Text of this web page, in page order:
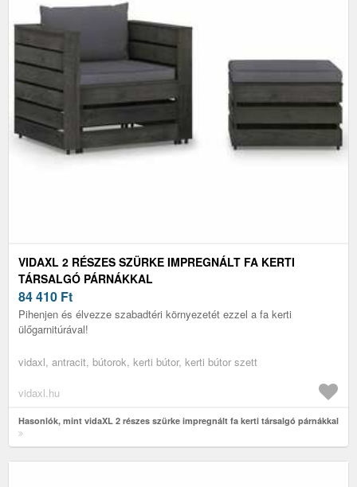
VIDAXL 2 RÉSZES SZÜRKE IMPREGNÁLT FA KERTI
TÁRSALGÓ PÁRNÁKKAL
84 410 Ft
Pihenjen és élvezze szabadtéri környezetét ezzel a fa kerti
ülőgarnitúrával!
vidaxl, antracit, bútorok, kerti bútor, kerti bútor szett
vidaxl.hu
Hasonlók, mint vidaXL 2 részes szürke impregnált fa kerti társalgó párnákkal